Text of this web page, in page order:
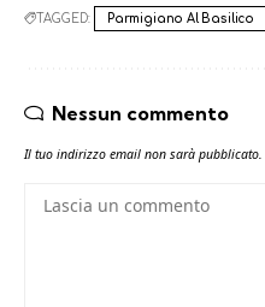
TAGGED: Parmigiano Al Basilico
Nessun commento
Il tuo indirizzo email non sarà pubblicato.